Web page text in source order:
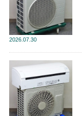
2026 07.30